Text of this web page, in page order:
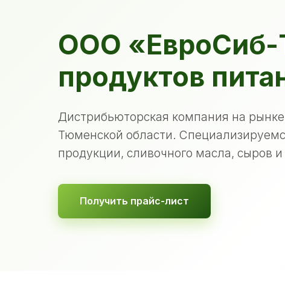
ООО «ЕвроСиб-
продуктов
Дистрибьюторская компания на
Тюменской области.
продукции, сливочного масла, сыров
Получить прайс-лист